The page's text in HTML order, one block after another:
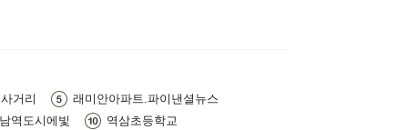
거리
래미안아파트.파이낸셜뉴스
역도시에빛
역삼초등학교